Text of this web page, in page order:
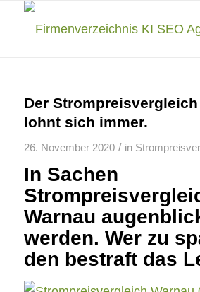
Der Strompreisvergleich
lohnt sich immer.
26. November 2020 / in
In Sachen
Warnau
werden. Wer zu
den bestraft das